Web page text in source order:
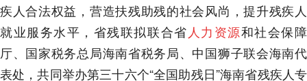
疾人合法权益，营造扶残助残的社会风尚，提升残疾人
就业服务水平，省残联拟联合省 人力资源和社会保障
厅、国家税务总局海南省税务局、中国狮子联会海南代
表处，共同举办第三十六个“全国助残日”海南省残疾人专